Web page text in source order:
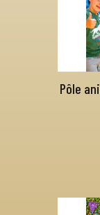
Pôle